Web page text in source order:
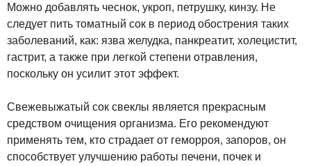
Можно добавлять чеснок, укроп, петрушку, кинзу. Не
следует пить томатный сок в период обострения таких
заболеваний, как: язва желудка, панкреатит, холецистит,
гастрит, а также при легкой степени отравления,
поскольку он усилит этот эффект.
Свежевыжатый сок свеклы является прекрасным
средством очищения организма. Его рекомендуют
применять тем, кто страдает от геморроя, запоров, он
способствует улучшению работы печени, почек и